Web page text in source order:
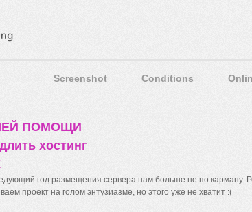
Screenshot Conditions
ПОМОЩИ
хостинг
год размещения сервера нам больше не по карману.
проект на голом энтузиазме, но этого уже не хватит :(